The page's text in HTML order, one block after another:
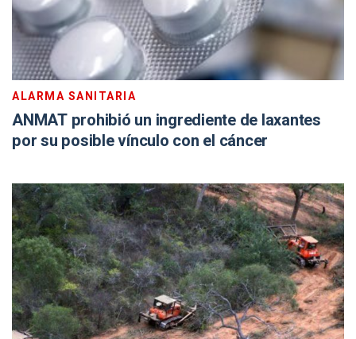
ALARMA SANITARIA
ANMAT prohibió un ingrediente de laxantes
por su posible vínculo con el cáncer